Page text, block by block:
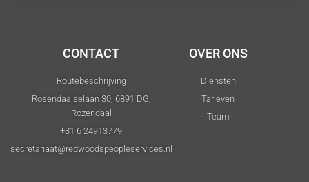
CONTACT
Routebeschrijving
Rosendaalselaan 30, 6891 DG,
Rozendaal
+31 6 24913779
secretariaat@redwoodspeopleservices.nl
OVER ONS
Diensten
Tarieven
Team